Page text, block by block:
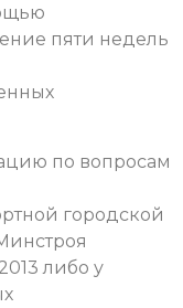
пяти недель
по вопросам
городской
либо у